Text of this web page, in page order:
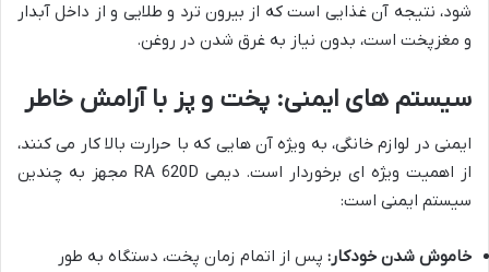
شود، نتیجه آن غذایی است که از بیرون ترد و طلایی و از داخل آبدار
و مغزپخت است، بدون نیاز به غرق شدن در روغن.
سیستم های ایمنی: پخت و پز با آرامش خاطر
ایمنی در لوازم خانگی، به ویژه آن هایی که با حرارت بالا کار می کنند،
از اهمیت ویژه ای برخوردار است. دیمی RA 620D مجهز به چندین
سیستم ایمنی است:
خاموش شدن خودکار: پس از اتمام زمان پخت، دستگاه به طور